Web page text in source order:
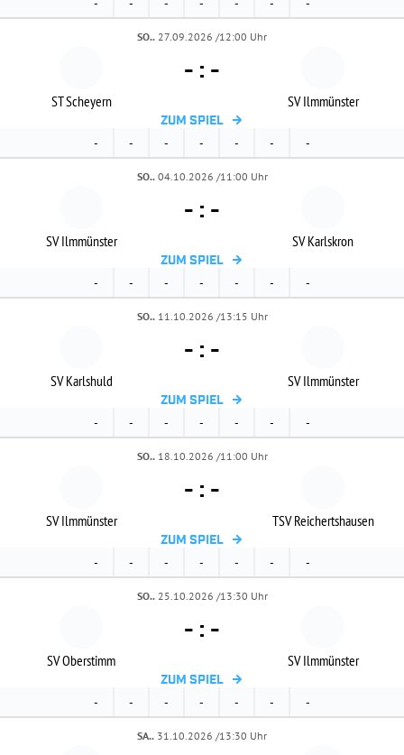
SO.. 27.09.2026 /12:00 Uhr
ST Scheyern
- : -
SV Ilmmünster
ZUM SPIEL
- - - - - - -
SO.. 04.10.2026 /11:00 Uhr
SV Ilmmünster
- : -
SV Karlskron
ZUM SPIEL
- - - - - - -
SO.. 11.10.2026 /13:15 Uhr
SV Karlshuld
- : -
SV Ilmmünster
ZUM SPIEL
- - - - - - -
SO.. 18.10.2026 /11:00 Uhr
SV Ilmmünster
- : -
TSV Reichertshausen
ZUM SPIEL
- - - - - - -
SO.. 25.10.2026 /13:30 Uhr
SV Oberstimm
- : -
SV Ilmmünster
ZUM SPIEL
- - - - - - -
SA.. 31.10.2026 /13:30 Uhr